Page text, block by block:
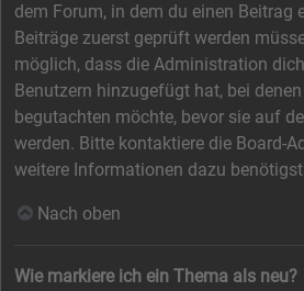
dem Forum, in dem du einen Beitrag
Beiträge zuerst geprüft werden
möglich, dass die Administration
Benutzern hinzugefügt hat, bei
begutachten möchte, bevor sie auf
werden. Bitte kontaktiere die Board-
weitere Informationen dazu
Nach oben
Wie markiere ich ein Thema als neu?